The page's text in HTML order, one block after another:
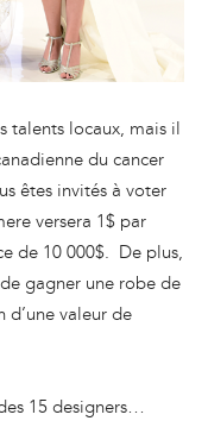
talents locaux, mais il
du cancer
êtes invités à voter
versera 1$ par
de 10 000$. De plus,
gagner une robe de
d’une valeur de
15 designers…